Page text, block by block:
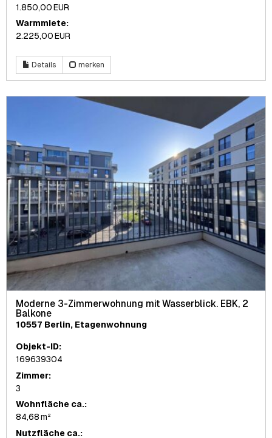
1.850,00 EUR
Warmmiete:
2.225,00 EUR
Details merken
Moderne 3-Zimmerwohnung mit Wasserblick. EBK, 2
Balkone
10557 Berlin, Etagenwohnung
Objekt-ID:
169639304
Zimmer:
3
Wohnfläche ca.:
84,68 m²
Nutzfläche ca.: